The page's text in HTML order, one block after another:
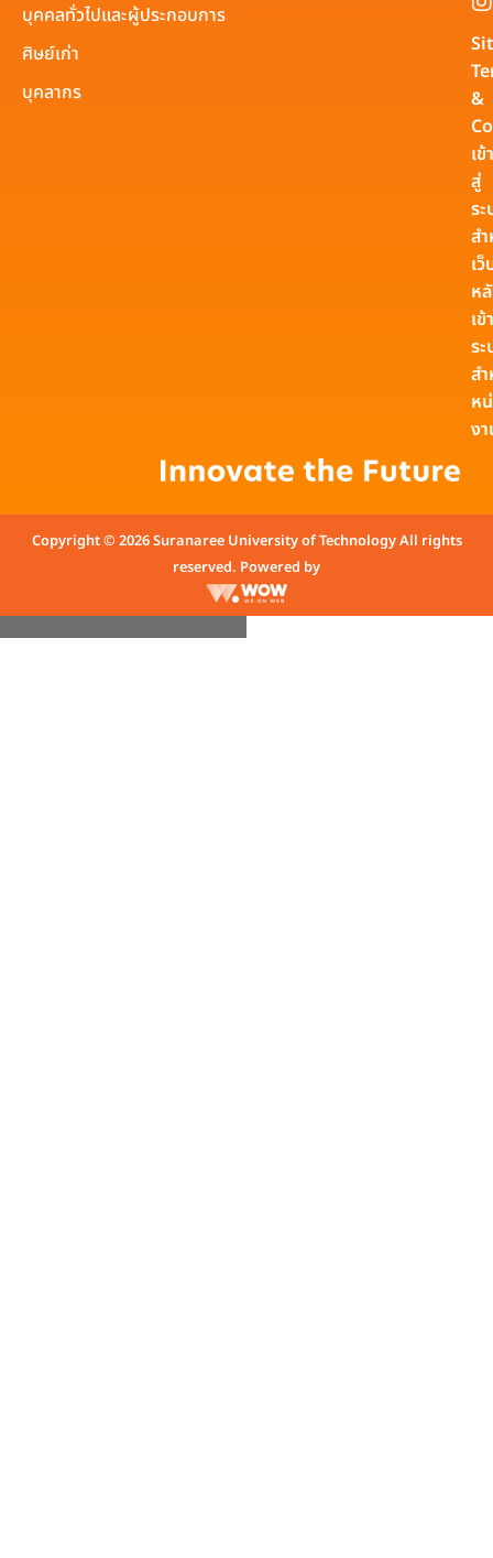
บุคคลทั่วไปและผู้ประกอบการ
ศิษย์เก่า
บุคลากร
&
เข้า
สู่
ร
ส
เ
ห
เข้
ร
ส
ห
ง
Copyright © 2026 Suranaree University of Technology All rights
reserved. Powered by